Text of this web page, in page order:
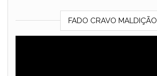
FADO CRAVO MALDIÇÃO